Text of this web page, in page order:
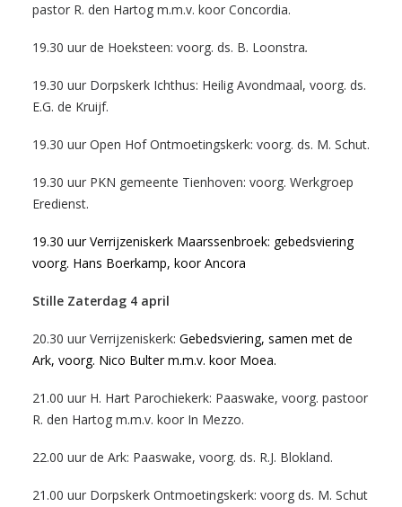
pastor R. den Hartog m.m.v. koor Concordia.
19.30 uur de Hoeksteen: voorg. ds. B. Loonstra.
19.30 uur Dorpskerk Ichthus: Heilig Avondmaal, voorg. ds.
E.G. de Kruijf.
19.30 uur Open Hof Ontmoetingskerk: voorg. ds. M. Schut.
19.30 uur PKN gemeente Tienhoven: voorg. Werkgroep
Eredienst.
19.30 uur Verrijzeniskerk Maarssenbroek: gebedsviering
voorg. Hans Boerkamp, koor Ancora
Stille Zaterdag 4 april
20.30 uur Verrijzeniskerk: Gebedsviering, samen met de
Ark, voorg. Nico Bulter m.m.v. koor Moea.
21.00 uur H. Hart Parochiekerk: Paaswake, voorg. pastoor
R. den Hartog m.m.v. koor In Mezzo.
22.00 uur de Ark: Paaswake, voorg. ds. R.J. Blokland.
21.00 uur Dorpskerk Ontmoetingskerk: voorg ds. M. Schut